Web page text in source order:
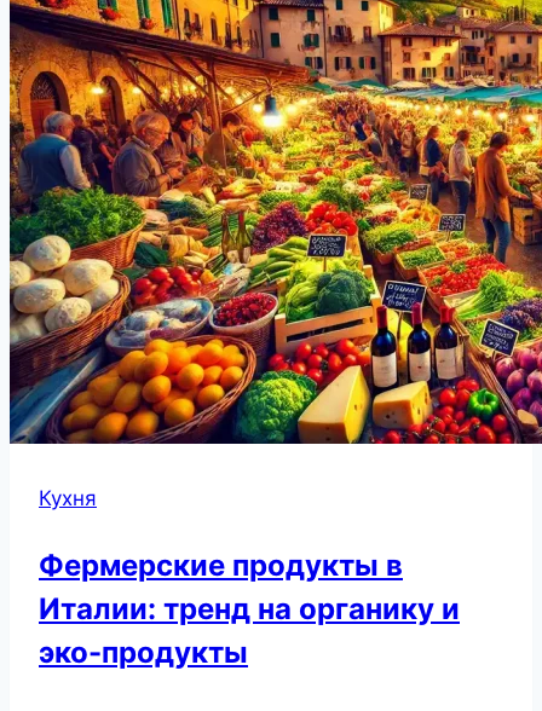
Кухня
Фермерские продукты в
Италии: тренд на органику и
эко-продукты